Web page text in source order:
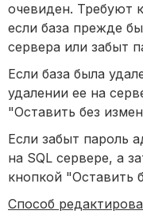
очевиден. Требуют
если база прежде
сервера или забыт
Если база была
удалении ее на
"Оставить без
Если забыт пароль
на SQL сервере, а
кнопкой "Оставить
Способ